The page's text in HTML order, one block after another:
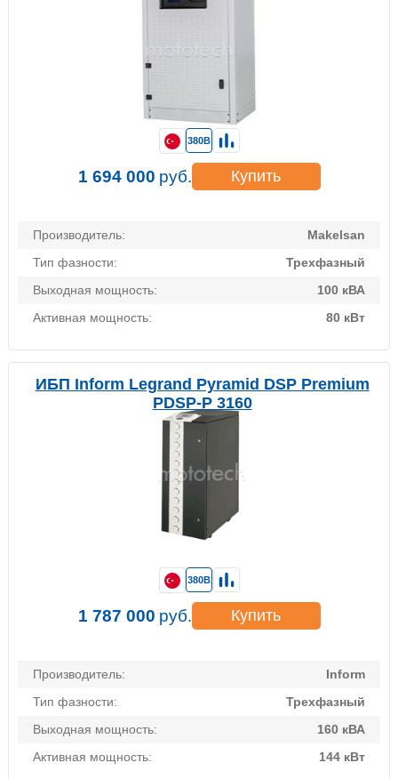
Производитель:
Makelsan
Тип фазности:
Трехфазный
Выходная мощность:
100 кВА
Активная мощность:
80 кВт
380В
1 694 000 руб. Купить
ИБП Inform Legrand Pyramid DSP Premium
PDSP-P 3160
Производитель:
Inform
Тип фазности:
Трехфазный
Выходная мощность:
160 кВА
Активная мощность:
144 кВт
380В
1 787 000 руб. Купить